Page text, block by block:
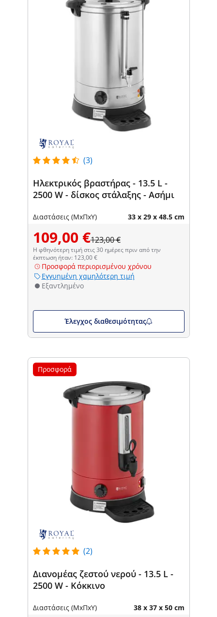
(3)
Ηλεκτρικός βραστήρας - 13.5 L -
2500 W - δίσκος στάλαξης - Ασήμι
Διαστάσεις (ΜxΠxΥ) 33 x 29 x 48.5 cm
109,00 €123,00 €
Η φθηνότερη τιμή στις 30 ημέρες πριν από την
έκπτωση ήταν: 123,00 €
Προσφορά περιορισμένου χρόνου
Εγγυημένη χαμηλότερη τιμή
Εξαντλημένο
Έλεγχος διαθεσιμότητας
Προσφορά
(2)
Διανομέας ζεστού νερού - 13.5 L -
2500 W - Κόκκινο
Διαστάσεις (ΜxΠxΥ) 38 x 37 x 50 cm